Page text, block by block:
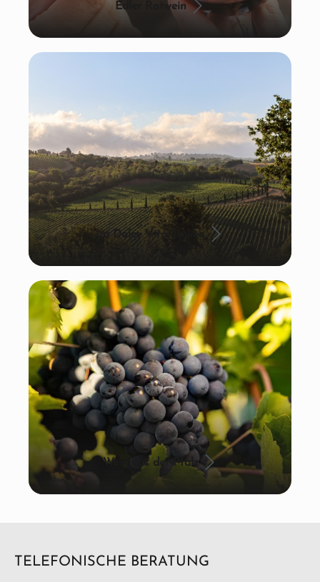
Edler Rotwein
La Dolce Vita: Italien
Wein aus der Pfalz
TELEFONISCHE BERATUNG